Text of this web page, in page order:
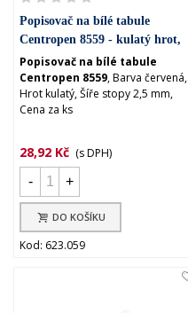
Popisovač na bílé tabule
Centropen 8559 - kulatý hrot,
červený
Popisovač na bílé tabule
Centropen 8559, Barva červená,
Hrot kulatý, Šíře stopy 2,5 mm,
Cena za ks
28,92 Kč (s DPH)
-
+
DO KOŠÍKU
Kod: 623.059